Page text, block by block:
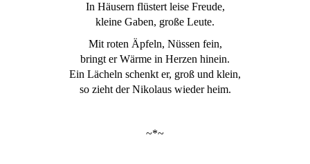
In Häusern flüstert leise Freude,
kleine Gaben, große Leute.
Mit roten Äpfeln, Nüssen fein,
bringt er Wärme in Herzen hinein.
Ein Lächeln schenkt er, groß und klein,
so zieht der Nikolaus wieder heim.
~*~